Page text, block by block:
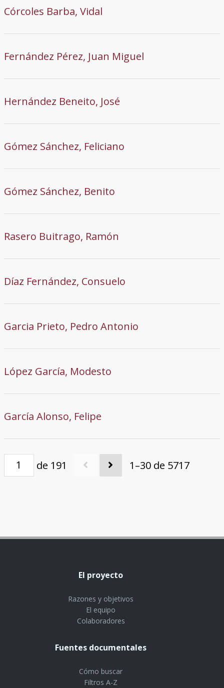
Córcoles Barba, Vidal
Fernández Pérez, Juan Miguel
Hernández Beneito, José
Gómez Sánchez, Feliciano
Gómez Sánchez, Benito
Rasero Buitrago, Ramón
Díaz Fernández, Consuelo
Garcia Prieto, Pedro Antonio
López García, Modesto
García Alonso, Felipe
de 191 1–30 de 5717
El proyecto
Razones y objetivos
El equipo
Colaboradores
Fuentes documentales
Cómo buscar
Filtros A-Z